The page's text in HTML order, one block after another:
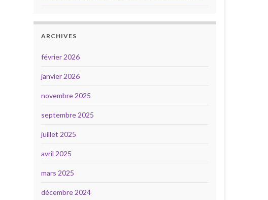
ARCHIVES
février 2026
janvier 2026
novembre 2025
septembre 2025
juillet 2025
avril 2025
mars 2025
décembre 2024